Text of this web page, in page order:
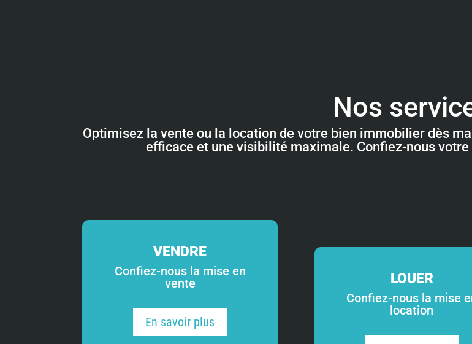
Nos
Optimisez la vente ou la location de votre bien immobilier dès
efficace et une visibilité maximale. Confiez-nous
VENDRE
Confiez-nous la mise en
vente
En savoir plus
LOUER
Confiez-nous la mise
location